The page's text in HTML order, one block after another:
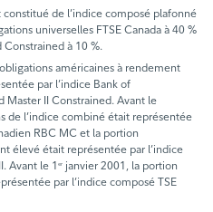
de l’indice composé plafonné
universelles FTSE Canada à 40 %
Constrained à 10 %.
américaines à rendement
par l’indice Bank of
Master II Constrained. Avant le
de l’indice combiné était représentée
RBC MC et la portion
élevé était représentée par l’indice
Avant le 1 er janvier 2001, la portion
par l’indice composé TSE